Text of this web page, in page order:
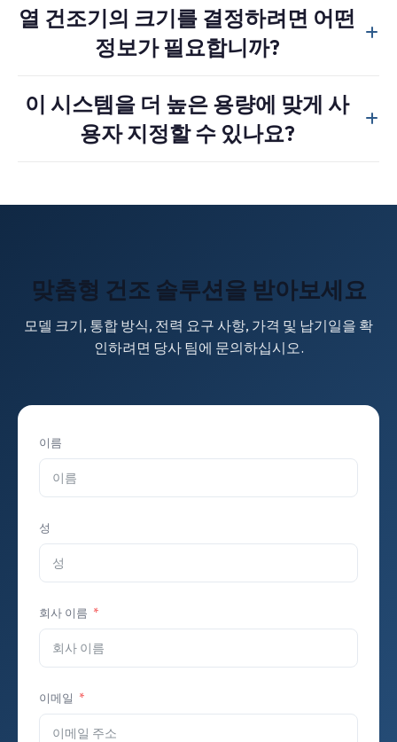
미만이며, 많은 경우 1~2% 정도입니다. 성능은 재료 유형, 유
입 수분 함량, 처리량 및 주변 환경 조건에 따라 달라집니다.
열 건조기의 크기를 결정하려면 어떤
정보가 필요합니까?
필름), 목표 수분 함량, 처리량, 그리고 전처리 탈수 장비 정
보를 알려주시면 적합한 가열 및 송풍기 구성을 추천해 드리
이 시스템을 더 높은 용량에 맞게 사
용자 지정할 수 있나요?
맞춤형 건조 솔루션을 받아보세요
모델 크기, 통합 방식, 전력 요구 사항, 가격 및 납기일을 확
인하려면 당사 팀에 문의하십시오.
이름
성
회사 이름
이메일